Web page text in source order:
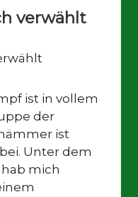
verwählt
ist in vollem
der
ist
Unter dem
mich